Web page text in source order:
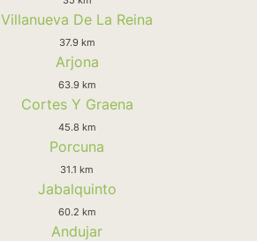
Villanueva De La Reina
37.9 km
Arjona
63.9 km
Cortes Y Graena
45.8 km
Porcuna
31.1 km
Jabalquinto
60.2 km
Andujar